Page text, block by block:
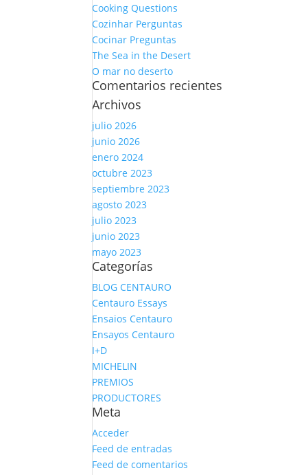
Cooking Questions
Cozinhar Perguntas
Cocinar Preguntas
The Sea in the Desert
O mar no deserto
Comentarios recientes
Archivos
julio 2026
junio 2026
enero 2024
octubre 2023
septiembre 2023
agosto 2023
julio 2023
junio 2023
mayo 2023
Categorías
BLOG CENTAURO
Centauro Essays
Ensaios Centauro
Ensayos Centauro
I+D
MICHELIN
PREMIOS
PRODUCTORES
Meta
Acceder
Feed de entradas
Feed de comentarios